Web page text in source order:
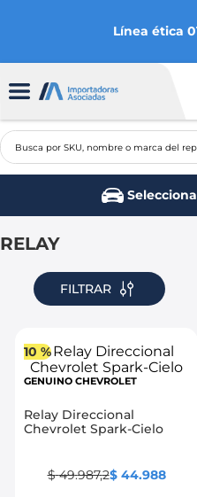
Línea ética
Busca por SKU, nombre o
2.
aveo
spark gt
ford fiesta
.
mazda 3
.
chevrolet spark gt
RELAY
FILTRAR
10 %
GENUINO CHEVROLET
Relay Direccional
Chevrolet Spark-Cielo
$ 49.987,2$ 44.988